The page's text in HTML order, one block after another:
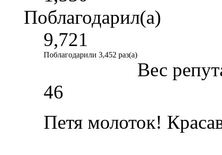
Поблагодарил(а)
9,721
Поблагодарили 3,452 раз(а)
Вес
46
Петя молоток!